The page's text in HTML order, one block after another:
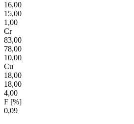
16,00
15,00
1,00
Cr
83,00
78,00
10,00
Cu
18,00
18,00
4,00
F [%]
0,09